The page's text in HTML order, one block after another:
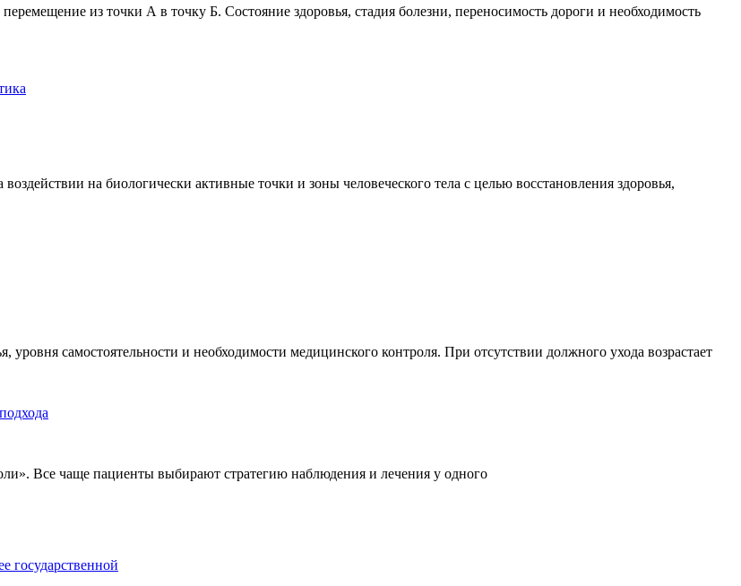
из точки А в точку Б. Состояние здоровья, стадия болезни, переносимость дороги и необходимость
на биологически активные точки и зоны человеческого тела с целью восстановления здоровья,
самостоятельности и необходимости медицинского контроля. При отсутствии должного ухода возрастает
Все чаще пациенты выбирают стратегию наблюдения и лечения у одного
государственной